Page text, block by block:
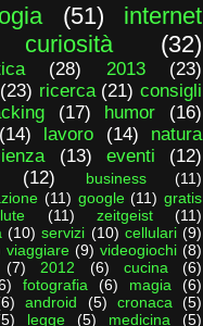
(51)
internet
curiosità (32)
(28) 2013
(23)
(23) ricerca (21) consigli
(17) humor
(16)
(14) lavoro (14)
natura
(13) eventi
(12)
(12) business
(11)
(11) google (11) gratis
(11) zeitgeist
(11)
(10) servizi (10) cellulari (9)
viaggiare (9) videogiochi (8)
(7) 2012 (6) cucina
(6)
fotografia (6) magia
(6)
android (5) cronaca
(5)
legge (5) medicina
(5)